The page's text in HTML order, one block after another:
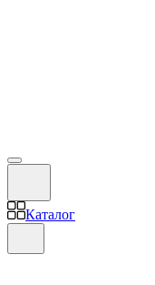
Каталог